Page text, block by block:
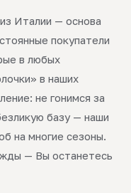
Италии — основа
покупатели
в любых
в наших
не гонимся за
базу — наши
на многие сезоны.
— Вы останетесь